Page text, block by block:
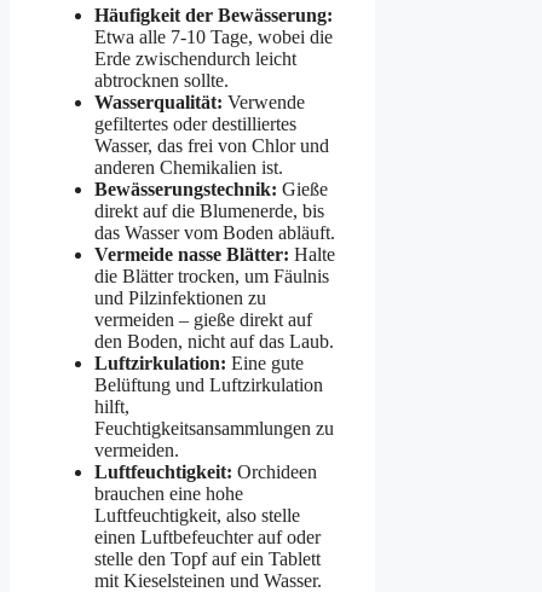
Häufigkeit der Bewässerung:
Etwa alle 7-10 Tage, wobei die
Erde zwischendurch leicht
abtrocknen sollte.
Wasserqualität: Verwende
gefiltertes oder destilliertes
Wasser, das frei von Chlor und
anderen Chemikalien ist.
Bewässerungstechnik: Gieße
direkt auf die Blumenerde, bis
das Wasser vom Boden abläuft.
Vermeide nasse Blätter: Halte
die Blätter trocken, um Fäulnis
und Pilzinfektionen zu
vermeiden – gieße direkt auf
den Boden, nicht auf das Laub.
Luftzirkulation: Eine gute
Belüftung und Luftzirkulation
hilft,
Feuchtigkeitsansammlungen zu
vermeiden.
Luftfeuchtigkeit: Orchideen
brauchen eine hohe
Luftfeuchtigkeit, also stelle
einen Luftbefeuchter auf oder
stelle den Topf auf ein Tablett
mit Kieselsteinen und Wasser.